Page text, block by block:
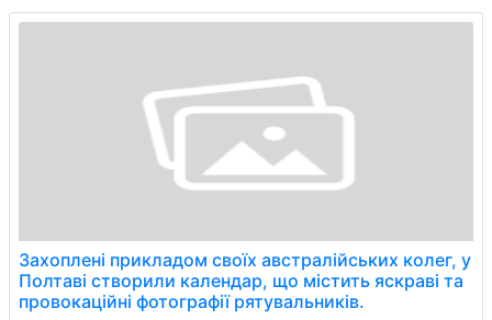
Захоплені прикладом своїх австралійських колег, у
Полтаві створили календар, що містить яскраві та
провокаційні фотографії рятувальників.